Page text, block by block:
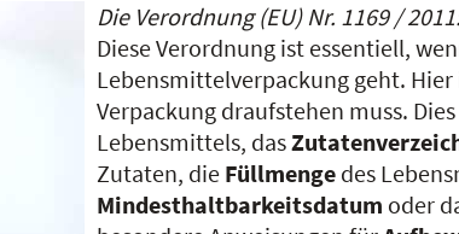
Die Verordnung (EU) Nr. 1169 /
Diese Verordnung ist essentiell,
Lebensmittelverpackung geht.
Verpackung draufstehen muss.
Lebensmittels, das
Zutaten, die Füllmenge des
Mindesthaltbarkeitsdatum oder